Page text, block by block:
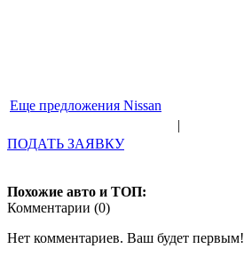
Еще предложения Nissan
|
ПОДАТЬ ЗАЯВКУ
Похожие авто и ТОП:
Комментарии (0)
Нет комментариев. Ваш будет первым!